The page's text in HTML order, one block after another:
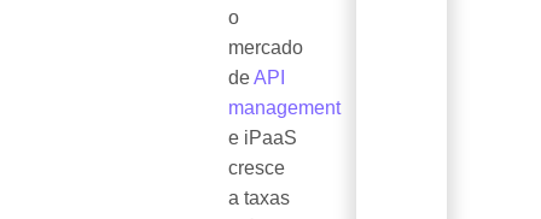
o
mercado
deAPI
management
e iPaaS
cresce
a taxas